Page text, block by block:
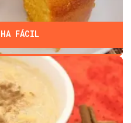
FÁCIL